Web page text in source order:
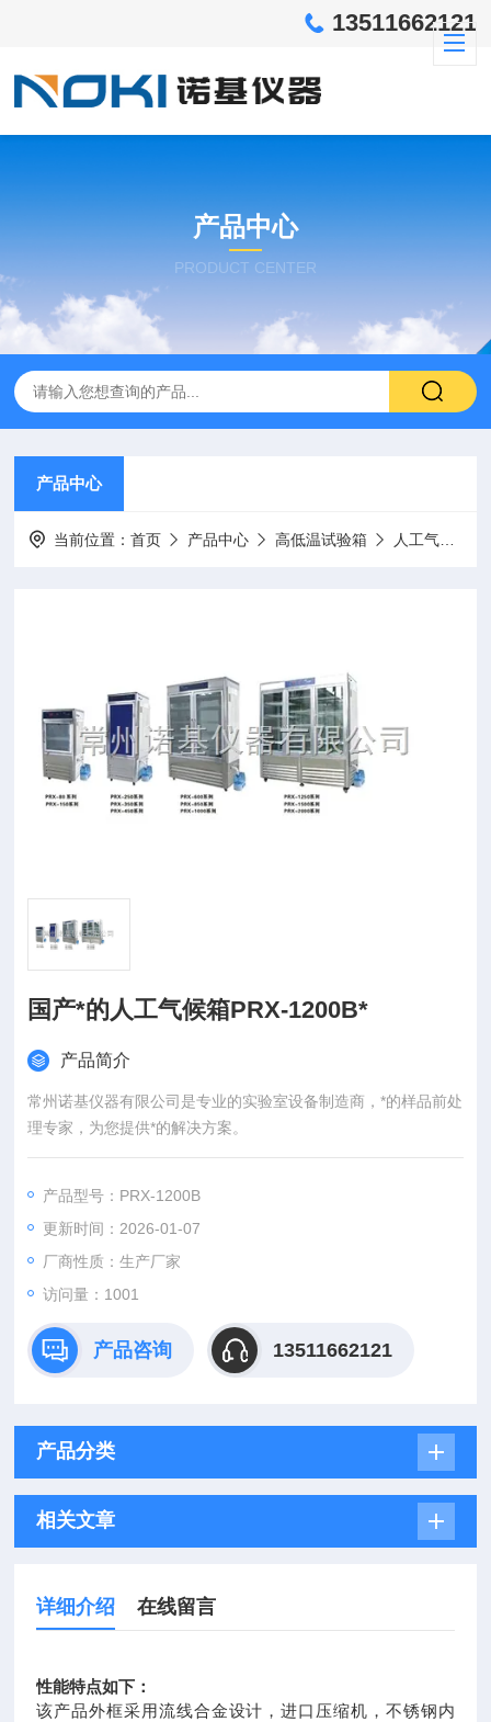
13511662121
产品中心
PRODUCT CENTER
产品中心
当前位置：首页 产品中心 高低温试验箱 人工气候箱
国产*的人工气候箱PRX-1200B*
产品简介
常州诺基仪器有限公司是专业的实验室设备制造商，*的样品前处
理专家，为您提供*的解决方案。
产品型号：PRX-1200B
更新时间：2026-01-07
厂商性质：生产厂家
访问量：1001
产品咨询 13511662121
产品分类
相关文章
详细介绍 在线留言
性能特点如下：
该产品外框采用流线合金设计，进口压缩机，不锈钢内